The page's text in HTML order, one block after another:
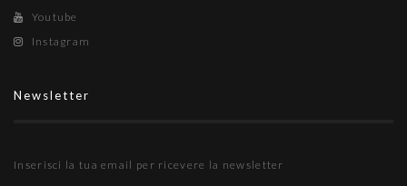
Youtube
Instagram
Newsletter
Inserisci la tua email per ricevere la newsletter